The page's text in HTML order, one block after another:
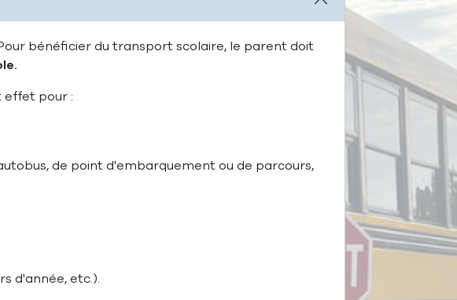
bénéficier du transport scolaire, le parent doit
effet pour :
de point d'embarquement ou de parcours,
d'année, etc.).